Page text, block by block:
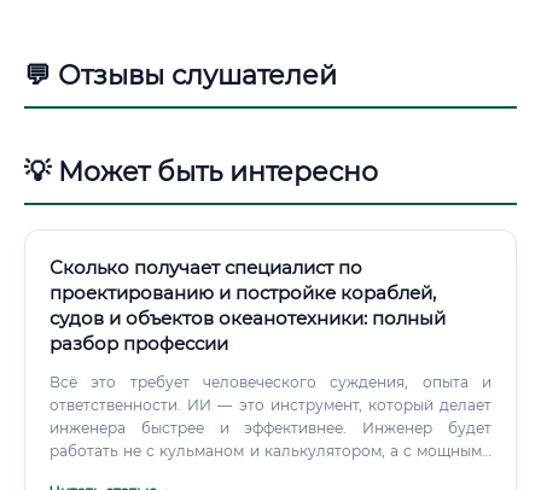
💬 Отзывы слушателей
💡 Может быть интересно
Сколько получает специалист по
проектированию и постройке кораблей,
судов и объектов океанотехники: полный
разбор профессии
Всё это требует человеческого суждения, опыта и
ответственности. ИИ — это инструмент, который делает
инженера быстрее и эффективнее. Инженер будет
работать не с кульманом и калькулятором, а с мощными